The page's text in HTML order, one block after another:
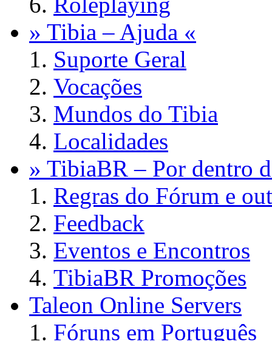
» Tibia – Ajuda «
Suporte Geral
Vocações
Mundos do Tibia
Localidades
» TibiaBR – Por dentro
Regras do Fórum e
Feedback
Eventos e Encontros
TibiaBR Promoções
Taleon Online Servers
Fóruns em Português